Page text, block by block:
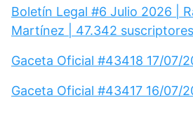
Boletín Legal #6 Julio 2026 |
Martínez | 47.342 suscriptores
Gaceta Oficial #43418 17/07/
Gaceta Oficial #43417 16/07/